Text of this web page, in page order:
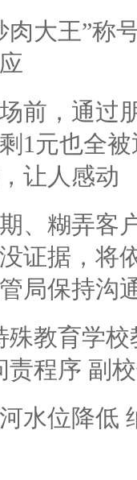
肉大王”称
前，通过
1元也全
让人感动
、糊弄客
证据，将
局保持沟
殊教育学
责程序 副
水位降低